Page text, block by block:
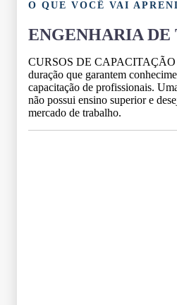
O QUE VOCÊ VAI
ENGENHARIA DE
CURSOS DE CAPACITAÇÃO
duração que garantem
capacitação de profissionais.
não possui ensino superior e
mercado de trabalho.